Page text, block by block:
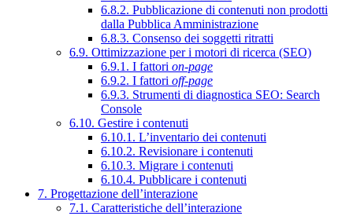
6.8.2. Pubblicazione di contenuti non prodotti
dalla Pubblica Amministrazione
6.8.3. Consenso dei soggetti ritratti
6.9. Ottimizzazione per i motori di ricerca (SEO)
6.9.1. I fattori on-page
6.9.2. I fattori off-page
6.9.3. Strumenti di diagnostica SEO: Search
Console
6.10. Gestire i contenuti
6.10.1. L’inventario dei contenuti
6.10.2. Revisionare i contenuti
6.10.3. Migrare i contenuti
6.10.4. Pubblicare i contenuti
7. Progettazione dell’interazione
7.1. Caratteristiche dell’interazione